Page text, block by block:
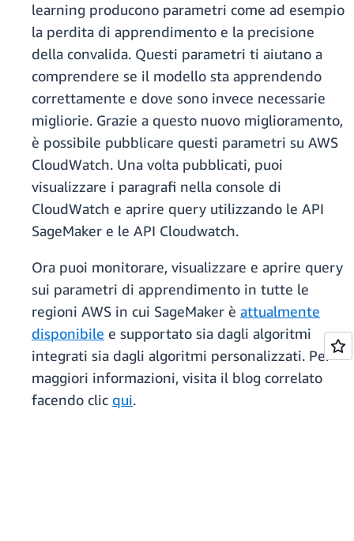
learning producono parametri come ad esempio
la perdita di apprendimento e la precisione
della convalida. Questi parametri ti aiutano a
comprendere se il modello sta apprendendo
correttamente e dove sono invece necessarie
migliorie. Grazie a questo nuovo miglioramento,
è possibile pubblicare questi parametri su AWS
CloudWatch. Una volta pubblicati, puoi
visualizzare i paragrafi nella console di
CloudWatch e aprire query utilizzando le API
SageMaker e le API Cloudwatch.
Ora puoi monitorare, visualizzare e aprire query
sui parametri di apprendimento in tutte le
regioni AWS in cui SageMaker è attualmente
disponibile e supportato sia dagli algoritmi
integrati sia dagli algoritmi personalizzati. Per
maggiori informazioni, visita il blog correlato
facendo clic qui.